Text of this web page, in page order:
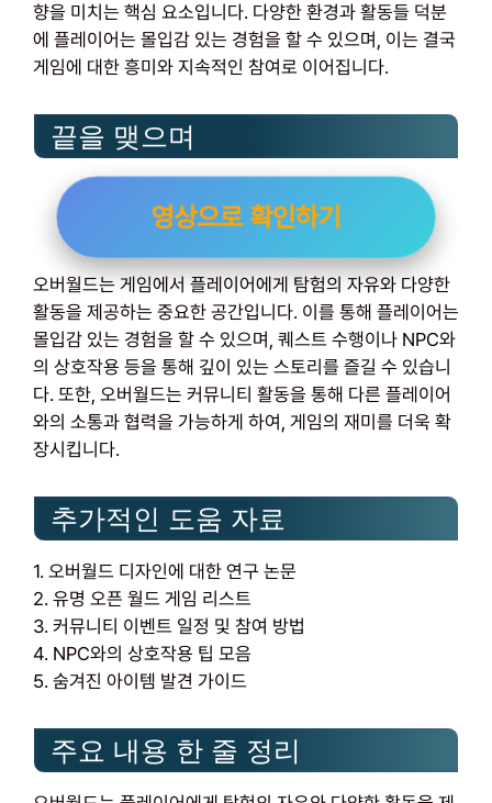
향을 미치는 핵심 요소입니다. 다양한 환경과 활동들 덕분
에 플레이어는 몰입감 있는 경험을 할 수 있으며, 이는 결국
게임에 대한 흥미와 지속적인 참여로 이어집니다.
끝을 맺으며
영상으로 확인하기
오버월드는 게임에서 플레이어에게 탐험의 자유와 다양한
활동을 제공하는 중요한 공간입니다. 이를 통해 플레이어는
몰입감 있는 경험을 할 수 있으며, 퀘스트 수행이나 NPC와
의 상호작용 등을 통해 깊이 있는 스토리를 즐길 수 있습니
다. 또한, 오버월드는 커뮤니티 활동을 통해 다른 플레이어
와의 소통과 협력을 가능하게 하여, 게임의 재미를 더욱 확
장시킵니다.
추가적인 도움 자료
1. 오버월드 디자인에 대한 연구 논문
2. 유명 오픈 월드 게임 리스트
3. 커뮤니티 이벤트 일정 및 참여 방법
4. NPC와의 상호작용 팁 모음
5. 숨겨진 아이템 발견 가이드
주요 내용 한 줄 정리